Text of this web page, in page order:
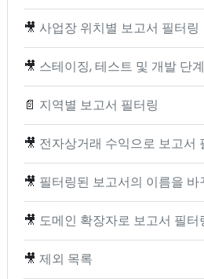
🎥 사업장 위치별 보고서 필터링
🎥 스테이징, 테스트 및 개발 단
📄 지역별 보고서 필터링
🎥 전자상거래 수익으로 보고서
🎥 필터링된 보고서의 이름을 바
🎥 도메인 확장자로 보고서 필터
🎥 제외 목록